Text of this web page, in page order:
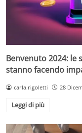
Benvenuto 2024: le
stanno facendo
carla.rigoletti 28
Leggi di più